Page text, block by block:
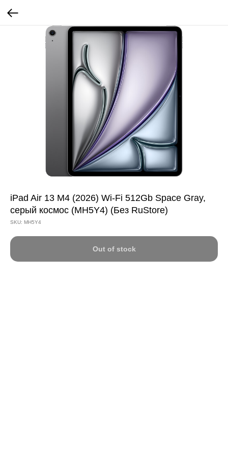
iPad Air 13 M4 (2026) Wi-Fi 512Gb Space Gray,
серый космос (MH5Y4) (Без RuStore)
SKU: MH5Y4
Out of stock